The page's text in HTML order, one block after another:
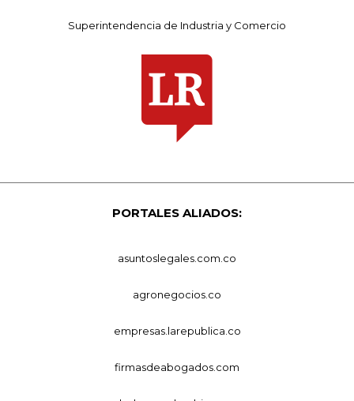
Superintendencia de Industria y Comercio
PORTALES ALIADOS:
asuntoslegales.com.co
agronegocios.co
empresas.larepublica.co
firmasdeabogados.com